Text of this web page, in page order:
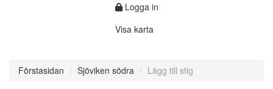
Logga in
Visa karta
Förstasidan Sjöviken södra Lägg till stig